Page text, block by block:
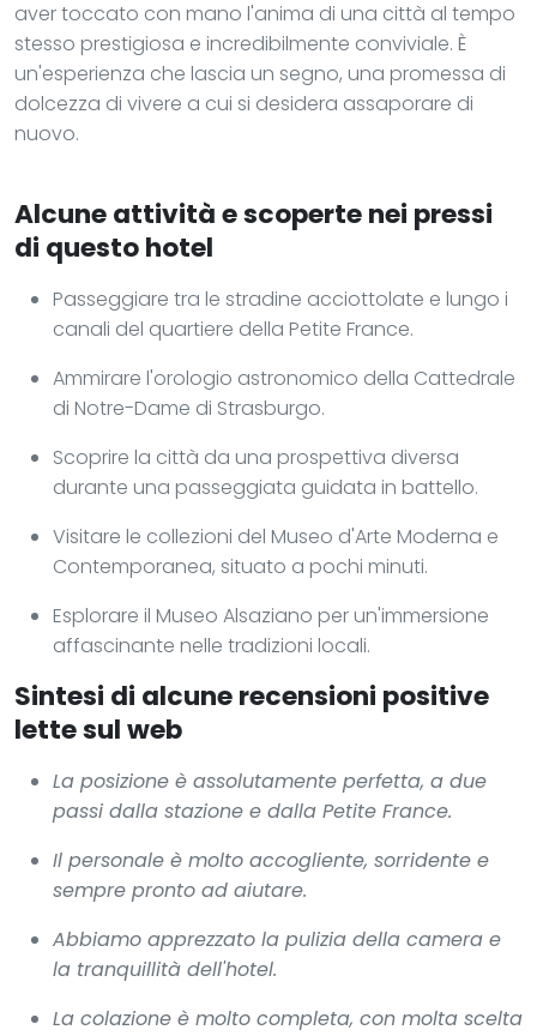
aver toccato con mano l'anima di una città al tempo
stesso prestigiosa e incredibilmente conviviale. È
un'esperienza che lascia un segno, una promessa di
dolcezza di vivere a cui si desidera assaporare di
nuovo.
Alcune attività e scoperte nei pressi
di questo hotel
Passeggiare tra le stradine acciottolate e lungo i
canali del quartiere della Petite France.
Ammirare l'orologio astronomico della Cattedrale
di Notre-Dame di Strasburgo.
Scoprire la città da una prospettiva diversa
durante una passeggiata guidata in battello.
Visitare le collezioni del Museo d'Arte Moderna e
Contemporanea, situato a pochi minuti.
Esplorare il Museo Alsaziano per un'immersione
affascinante nelle tradizioni locali.
Sintesi di alcune recensioni positive
lette sul web
La posizione è assolutamente perfetta, a due
passi dalla stazione e dalla Petite France.
Il personale è molto accogliente, sorridente e
sempre pronto ad aiutare.
Abbiamo apprezzato la pulizia della camera e
la tranquillità dell'hotel.
La colazione è molto completa, con molta scelta